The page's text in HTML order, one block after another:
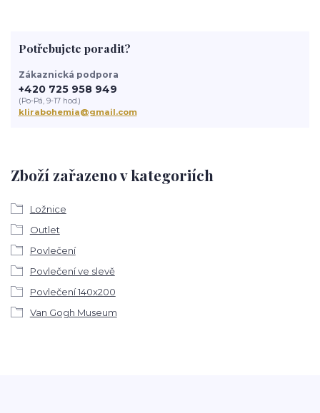
Zboží zařazeno v kategoriích
Ložnice
Outlet
Povlečení
Povlečení ve slevě
Povlečení 140x200
Van Gogh Museum
Potřebujete poradit?
Zákaznická podpora
+420 725 958 949
(Po-Pá, 9-17 hod.)
klirabohemia@gmail.com